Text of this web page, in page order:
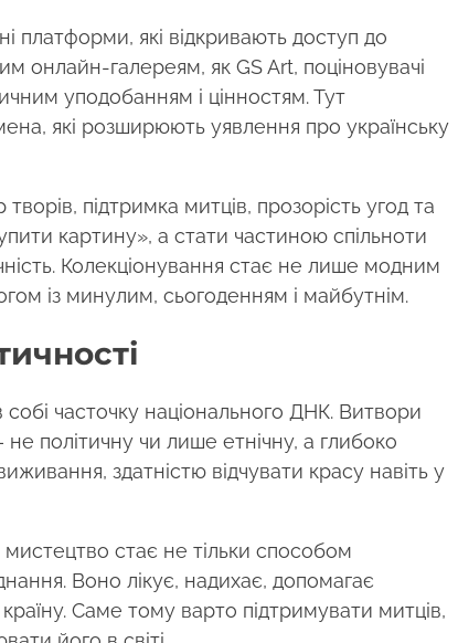
платформи, які відкривають доступ до
онлайн-галереям, як GS Art, поціновувачі
уподобанням і цінностям. Тут
які розширюють уявлення про українську
підтримка митців, прозорість угод та
картину», а стати частиною спільноти
Колекціонування стає не лише модним
із минулим, сьогоденням і майбутнім.
часточку національного ДНК. Витвори
політичну чи лише етнічну, а глибоко
здатністю відчувати красу навіть у
мистецтво стає не тільки способом
Воно лікує, надихає, допомагає
Саме тому варто підтримувати митців,